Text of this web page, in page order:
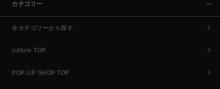
カテゴリー
全カテゴリーから探す
culture TOP
POP-UP SHOP TOP